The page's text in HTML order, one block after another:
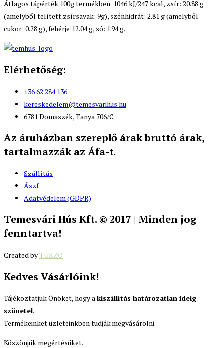
Átlagos tápérték 100g termékben: 1046 kJ/247 kcal, zsír: 20.88 g
(amelyből telített zsírsavak: 9g), szénhidrát: 2.81 g (amelyből
cukor: 0.28 g), fehérje:12.04 g, só: 1.94 g.
Elérhetőség:
+36 62 284 136
kereskedelem@temesvarihus.hu
6781 Domaszék, Tanya 706/C.
Az áruházban szereplő árak bruttó árak,
tartalmazzák az Áfa-t.
Szállítás
Ászf
Adatvédelem (GDPR)
Temesvári Hús Kft. © 2017 | Minden jog
fenntartva!
Created byTURZO
Kedves Vásárlóink!
Tájékoztatjuk Önöket, hogy akiszállítás határozatlan ideig
szünetel.
Termékeinket üzleteinkben tudják megvásárolni.
Köszönjük megértésüket.